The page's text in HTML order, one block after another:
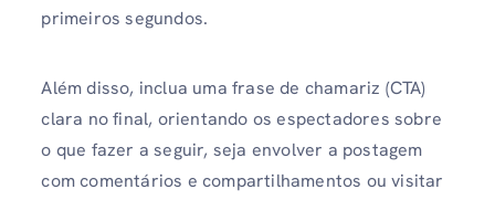
primeiros segundos.
Além disso, inclua uma frase de chamariz (CTA)
clara no final, orientando os espectadores sobre
o que fazer a seguir, seja envolver a postagem
com comentários e compartilhamentos ou visitar